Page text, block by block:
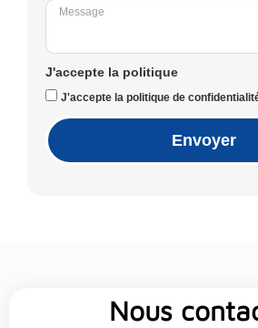
J'accepte la politique
J'accepte la politique de
Envoyer
Nous